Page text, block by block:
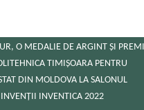
O MEDALIE DE ARGINT ȘI
TIMIȘOARA PENTRU
DIN MOLDOVA LA SALONUL
INVENTICA 2022